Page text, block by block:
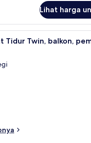
Lihat harga
Seprai
Tidur Twin, balkon,